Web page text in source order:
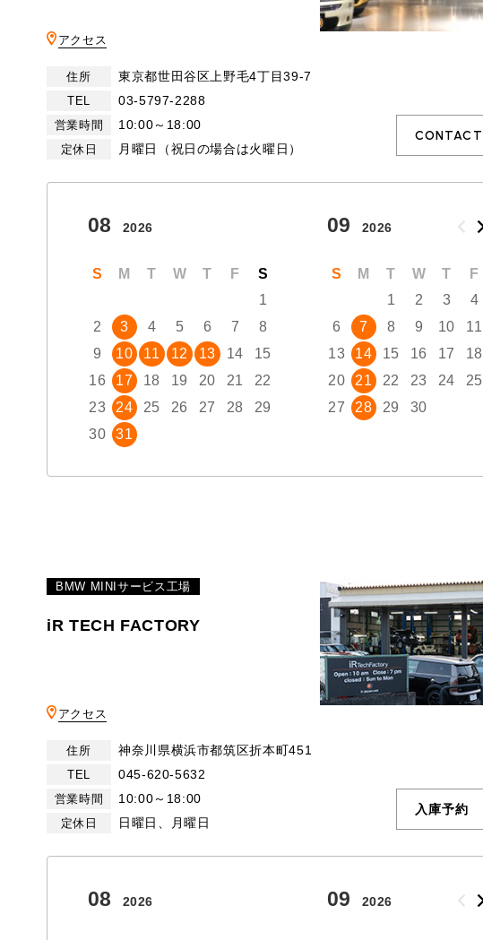
アクセス
住所 東京都世田谷区上野毛4丁目39-7
TEL 03-5797-2288
営業時間 10:00～18:00
定休日 月曜日（祝日の場合は火曜日）
CONTACT
08 2026
S M T W T F
S
1
2
3 4 5 6 7
8
9
10 11 12 13 14
15
16
17 18 19 20 21
22
23
24 25 26 27 28
29
30
31
09 2026
S M T W T F
1
2 3 4
6
7 8 9 10 11
13
14 15 16 17 18
20
21 22 23 24 25
27
28 29 30
BMW MINIサービス工場
iR TECH FACTORY
アクセス
住所 神奈川県横浜市都筑区折本町451
TEL 045-620-5632
営業時間 10:00～18:00
定休日 日曜日、月曜日
入庫予約
08 2026 09 2026